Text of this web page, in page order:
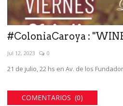
#ColoniaCaroya :
Jul 12, 2023 0
21 de julio, 22 hs en Av. de los
COMENTARIOS (0)